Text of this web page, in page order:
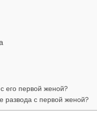
его первой женой?
развода с первой женой?